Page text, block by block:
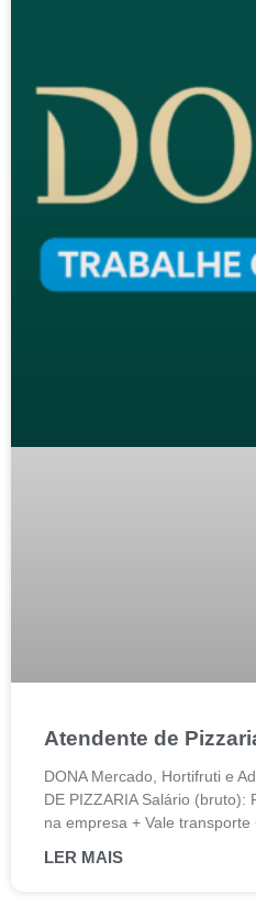
Atendente de
DONA Mercado, Hortifruti e
DE PIZZARIA Salário (bruto):
na empresa + Vale
LER MAIS